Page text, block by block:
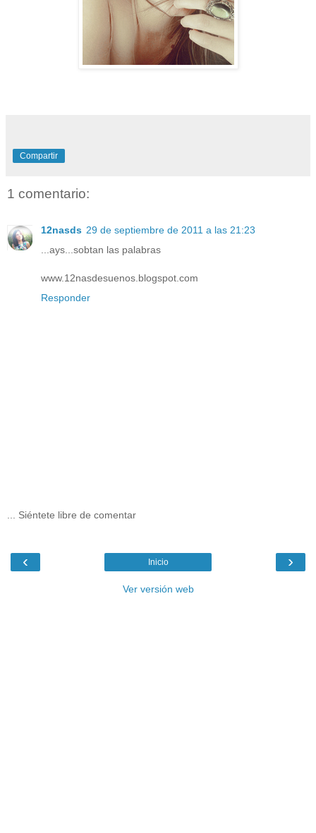
Compartir
1 comentario:
12nasds 29 de septiembre de 2011 a las 21:23
...ays...sobtan las palabras
www.12nasdesuenos.blogspot.com
Responder
... Siéntete libre de comentar
‹ ›
Inicio
Ver versión web